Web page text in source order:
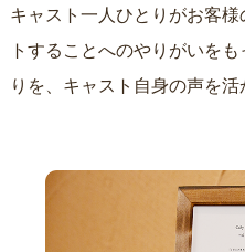
キャスト一人ひとりがお客
トすることへのやりがいをも
りを、キャスト自身の声を活